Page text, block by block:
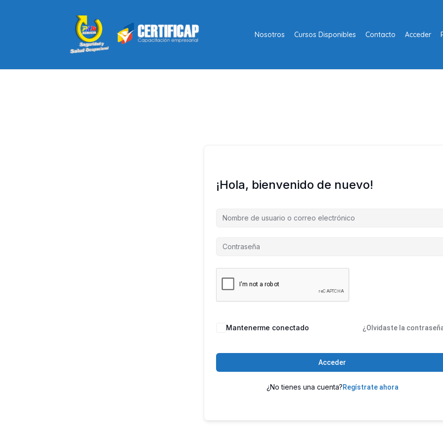
Nosotros Cursos Disponibles Contacto Acceder
¡Hola, bienvenido de nuevo!
Mantenerme conectado ¿Olvidaste la
Acceder
¿No tienes una cuenta?Regístrate ahora